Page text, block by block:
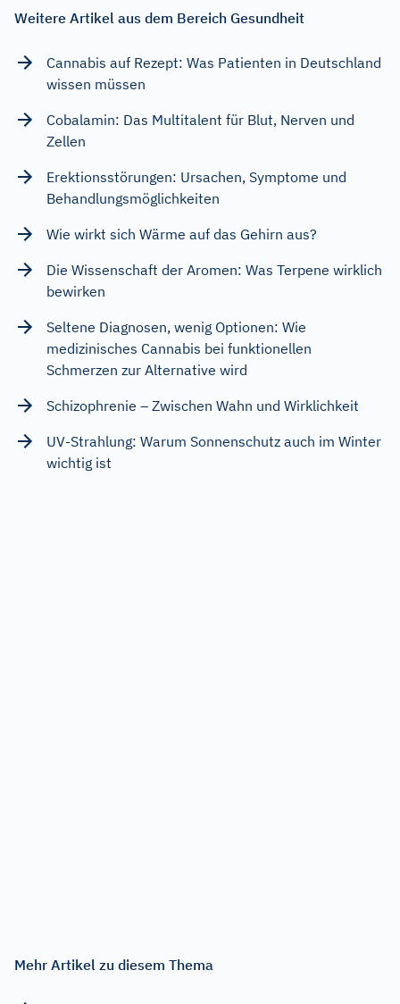
Weitere Artikel aus dem Bereich Gesundheit
Cannabis auf Rezept: Was Patienten in Deutschland
wissen müssen
Cobalamin: Das Multitalent für Blut, Nerven und
Zellen
Erektionsstörungen: Ursachen, Symptome und
Behandlungsmöglichkeiten
Wie wirkt sich Wärme auf das Gehirn aus?
Die Wissenschaft der Aromen: Was Terpene wirklich
bewirken
Seltene Diagnosen, wenig Optionen: Wie
medizinisches Cannabis bei funktionellen
Schmerzen zur Alternative wird
Schizophrenie – Zwischen Wahn und Wirklichkeit
UV-Strahlung: Warum Sonnenschutz auch im Winter
wichtig ist
Mehr Artikel zu diesem Thema